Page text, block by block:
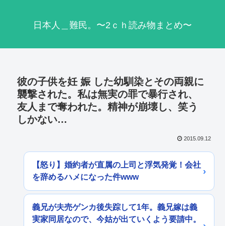
日本人＿難民。〜2ｃｈ読み物まとめ〜
彼の子供を妊 娠 した幼馴染とその両親に
襲撃された。私は無実の罪で暴行され、
友人まで奪われた。精神が崩壊し、笑う
しかない…
2015.09.12
【怒り】婚約者が直属の上司と浮気発覚！会社
を辞めるハメになった件www
義兄が夫売ゲンカ後失踪して1年。義兄嫁は義
実家同居なので、今姑が出ていくよう要請中。